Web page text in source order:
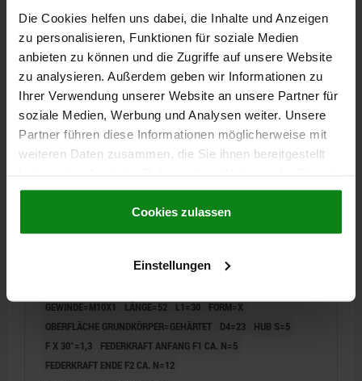
Die Cookies helfen uns dabei, die Inhalte und Anzeigen
zu personalisieren, Funktionen für soziale Medien
anbieten zu können und die Zugriffe auf unsere Website
zu analysieren. Außerdem geben wir Informationen zu
Ihrer Verwendung unserer Website an unsere Partner für
soziale Medien, Werbung und Analysen weiter. Unsere
Partner führen diese Informationen möglicherweise mit
weiteren Daten zusammen, die Sie ihnen bereitgestellt
gesammelt haben.Cookie Richtlinien
Datenschutz|AGB
Cookies zulassen
Einstellungen
9,86 €
zzgl. Versandkosten
NEU
03096 X
GEWINDE=M10X1 LÄNGE=52 L1=30 FORM=X
OBERFLÄCHE GRUNDKÖRPER=GEHÄRTET
D4=23
HUB S=5
F X 30°=1,3
FEDERKRAFT ANFANG F1 CA. N=5
FEDERKRAFT ENDE F2 CA. N=12